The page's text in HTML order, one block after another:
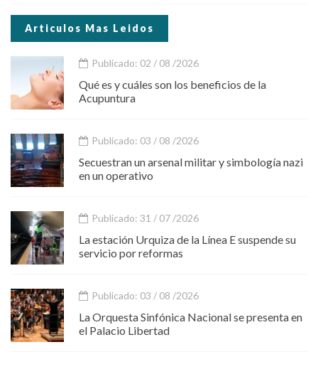
Articulos Mas Leidos
Publicado: 02 / 08 /2026
Qué es y cuáles son los beneficios de la
Acupuntura
Publicado: 03 / 08 /2026
Secuestran un arsenal militar y simbología nazi
en un operativo
Publicado: 31 / 07 /2026
La estación Urquiza de la Línea E suspende su
servicio por reformas
Publicado: 03 / 08 /2026
La Orquesta Sinfónica Nacional se presenta en
el Palacio Libertad